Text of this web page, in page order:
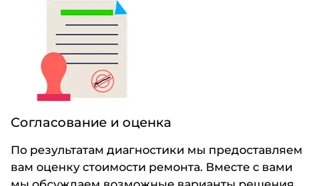
Согласование и оценка
По результатам диагностики мы предоставляем
вам оценку стоимости ремонта. Вместе с вами